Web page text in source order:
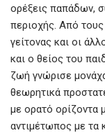
ορέξεις παπάδων,
περιοχής. Από τους
γείτονας και οι
και ο θείος του
ζωή γνώρισε
θεωρητικά
με ορατό ορίζοντα
αντιμέτωπος με τα